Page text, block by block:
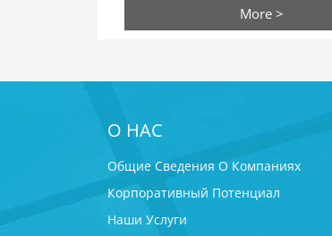
More >
О НАС
Общие Сведения О Компаниях
Корпоративный Потенциал
Наши Услуги